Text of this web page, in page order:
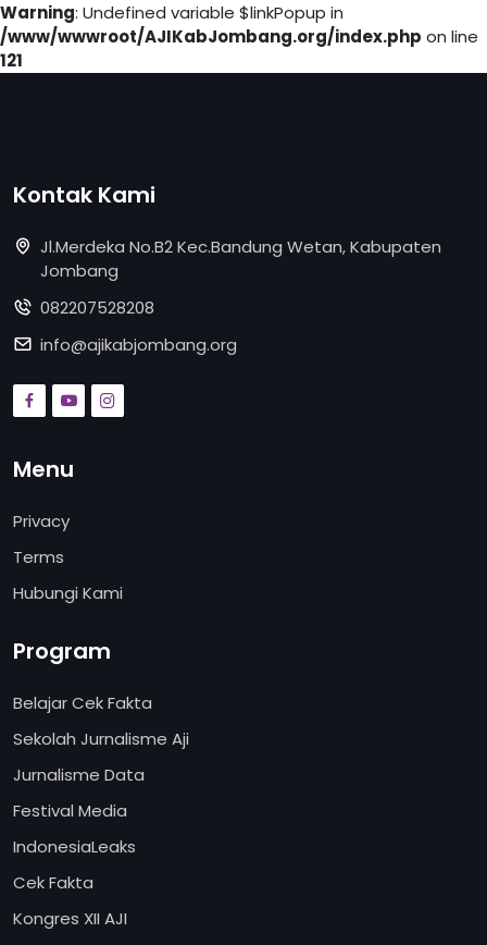
Warning: Undefined variable $linkPopup in
/www/wwwroot/AJIKabJombang.org/index.php on line
121
Kontak Kami
Jl.Merdeka No.B2 Kec.Bandung Wetan, Kabupaten
Jombang
082207528208
info@ajikabjombang.org
Menu
Privacy
Terms
Hubungi Kami
Program
Belajar Cek Fakta
Sekolah Jurnalisme Aji
Jurnalisme Data
Festival Media
IndonesiaLeaks
Cek Fakta
Kongres XII AJI